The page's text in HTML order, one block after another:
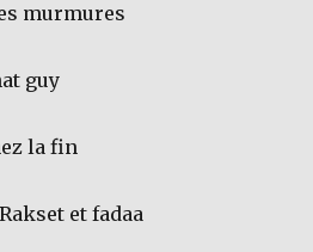
murmures
guy
la fin
et fadaa